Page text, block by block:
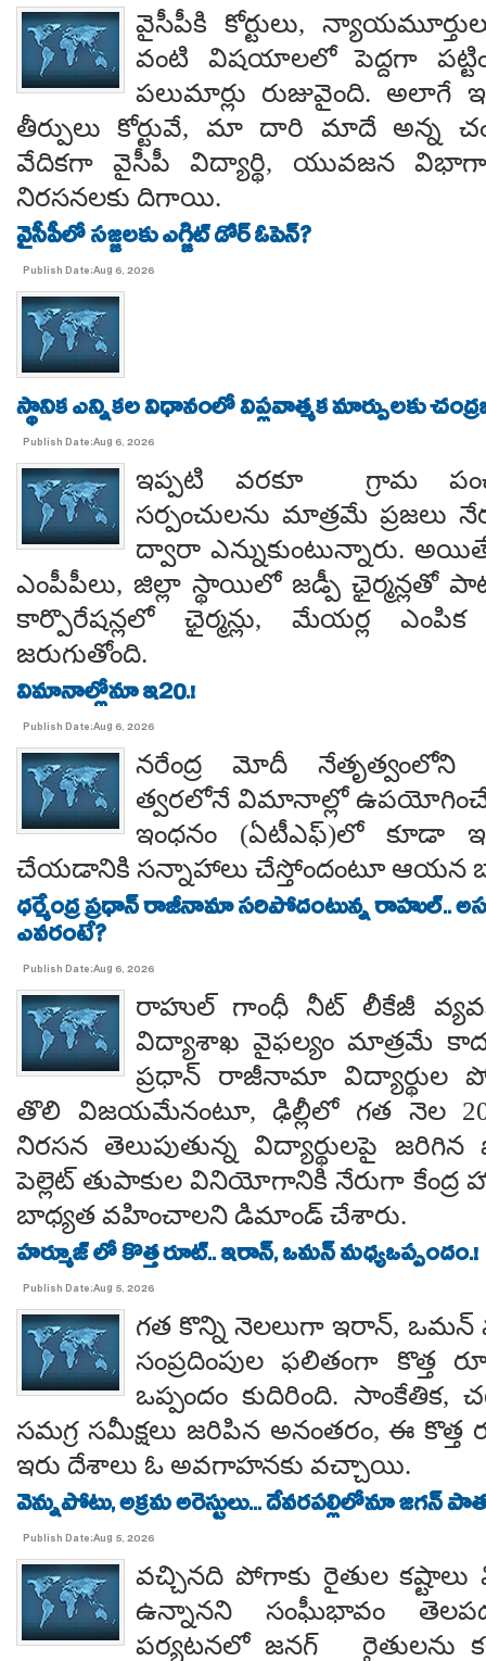
వైసీపీకి కోర్టులు,
వంటి విషయాలలో పెద్దగా
పలుమార్లు రుజువైంది. అలాగే
తీర్పులు కోర్టువే, మా దారి మాదే అన్న
వేదికగా వైసీపీ విద్యార్థి, యువజన
నిరసనలకు దిగాయి.
వైసీపీలో సజ్జలకు ఎగ్జిట్ డోర్ ఓపెన్?
Publish Date:Aug 6, 2026
స్థానిక ఎన్నికల విధానంలో విప్లవాత్మక మార్పులకు
Publish Date:Aug 6, 2026
ఇప్పటి వరకూ గ్రామ
సర్పంచులను మాత్రమే ప్రజలు
ద్వారా ఎన్నుకుంటున్నారు.
ఎంపీపీలు, జిల్లా స్థాయిలో జడ్పీ ఛైర్మన్లతో
కార్పొరేషన్లలో ఛైర్మన్లు, మేయర్ల ఎంపిక
జరుగుతోంది.
విమానాల్లోనూ ఇ20.!
Publish Date:Aug 6, 2026
నరేంద్ర మోదీ నేతృత్వంలోని
త్వరలోనే విమానాల్లో
ఇంధనం (ఏటీఎఫ్)లో కూడా
చేయడానికి సన్నాహాలు చేస్తోందంటూ ఆయన
ధర్మేంద్ర ప్రధాన్ రాజీనామా సరిపోదంటున్న రాహుల్..
ఎవరంటే?
Publish Date:Aug 6, 2026
రాహుల్ గాంధీ నీట్ లీకేజీ
విద్యాశాఖ వైఫల్యం మాత్రమే
ప్రధాన్ రాజీనామా విద్యార్థుల
తొలి విజయమేనంటూ, ఢిల్లీలో గత నెల
నిరసన తెలుపుతున్న విద్యార్థులపై
పెల్లెట్ తుపాకుల వినియోగానికి నేరుగా
బాధ్యత వహించాలని డిమాండ్ చేశారు.
హర్మూజ్ లో కొత్త రూట్.. ఇరాన్, ఒమన్ మధ్యఒప్పందం.!
Publish Date:Aug 5, 2026
గత కొన్ని నెలలుగా ఇరాన్, ఒమన్
సంప్రదింపుల ఫలితంగా కొత్త
ఒప్పందం కుదిరింది. సాంకేతిక,
సమగ్ర సమీక్షలు జరిపిన అనంతరం, ఈ కొత్త
ఇరు దేశాలు ఓ అవగాహనకు వచ్చాయి.
వెన్నుపోటు, అక్రమ అరెస్టులు... దేవరపల్లిలోనూ జగన్
Publish Date:Aug 5, 2026
వచ్చినది పోగాకు రైతుల
ఉన్నానని సంఘీభావం
పర్యటనలో జనగ్ రైతులను